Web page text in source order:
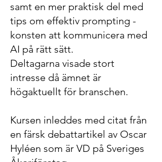
samt en mer praktisk del med
tips om effektiv prompting -
konsten att kommunicera med
AI på rätt sätt.
Deltagarna visade stort
intresse då ämnet är
högaktuellt för branschen.
Kursen inleddes med citat från
en färsk debattartikel av Oscar
Hyléen som är VD på Sveriges